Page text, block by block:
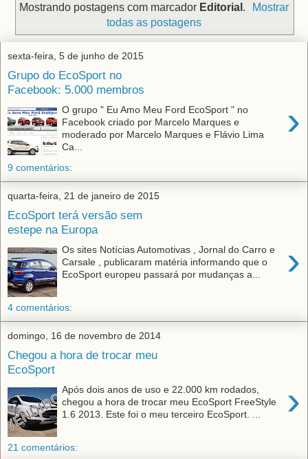
Mostrando postagens com marcador Editorial .
Mostrar
todas as postagens
sexta-feira, 5 de junho de 2015
Grupo do EcoSport no
Facebook: 5.000 membros
›
O grupo " Eu Amo Meu Ford EcoSport " no
Facebook criado por Marcelo Marques e
moderado por Marcelo Marques e Flávio Lima
Ca...
9 comentários:
quarta-feira, 21 de janeiro de 2015
EcoSport terá versão sem
estepe na Europa
›
Os sites Notícias Automotivas , Jornal do Carro e
Carsale , publicaram matéria informando que o
EcoSport europeu passará por mudanças a...
4 comentários:
domingo, 16 de novembro de 2014
Chegou a hora de trocar meu
EcoSport
›
Após dois anos de uso e 22.000 km rodados,
chegou a hora de trocar meu EcoSport FreeStyle
1.6 2013. Este foi o meu terceiro EcoSport. ...
21 comentários: